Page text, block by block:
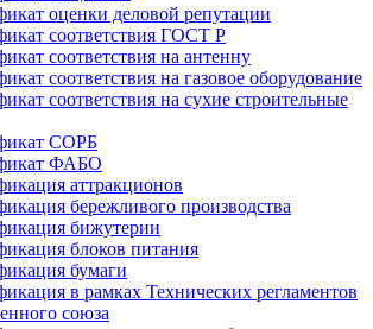
оценки деловой репутации
соответствия ГОСТ Р
соответствия на антенну
соответствия на газовое оборудование
соответствия на сухие строительные
СОРБ
ФАБО
аттракционов
бережливого производства
бижутерии
блоков питания
бумаги
в рамках Технических регламентов
союза